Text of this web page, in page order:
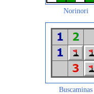
Norinori
Buscaminas